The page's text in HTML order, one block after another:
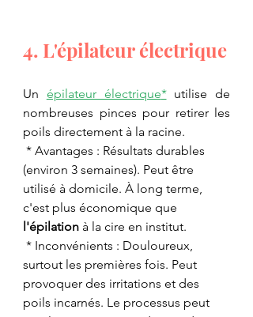
4. L'épilateur électrique
Un épilateur électrique* utilise de
nombreuses pinces pour retirer les
poils directement à la racine.
* Avantages : Résultats durables
(environ 3 semaines). Peut être
utilisé à domicile. À long terme,
c'est plus économique que
l'épilation à la cire en institut.
* Inconvénients : Douloureux,
surtout les premières fois. Peut
provoquer des irritations et des
poils incarnés. Le processus peut